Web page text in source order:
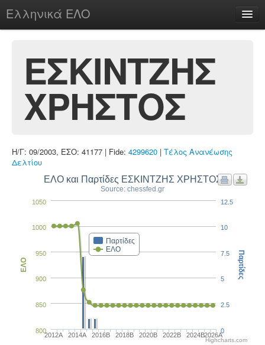
Ελληνικά ΕΛΟ
chesstu.be @ discord
Login
ΕΣΚΙΝΤΖΗΣ
ΧΡΗΣΤΟΣ
Η/Γ: 09/2003, ΕΣΟ: 41177 | Fide: 4299620 | Τέλος Ανανέωσης
Δελτίου
ΕΛΟ και Παρτίδες ΕΣΚΙΝΤΖΗΣ ΧΡΗΣΤΟΣ
Source: chessfed.gr
Παρτίδες
ΕΛΟ
2012A 2014A 2016B 2018B 2020B 2022B 2024B2026A
800
850
900
950
1000
1050
ΕΛΟ
0
2.5
5
7.5
10
12.5
Παρτίδες
Highcharts.com